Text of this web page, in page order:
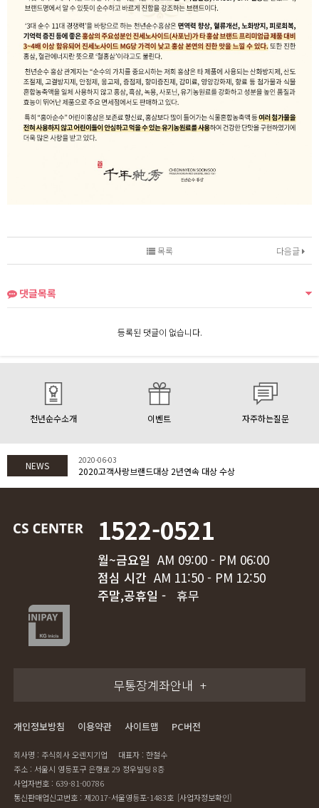
다음글
목록
댓글목록
등록된 댓글이 없습니다.
천년순수소개 이벤트 자주하는질문
NEWS 2020-06-03
2020고객사랑브랜드대상 2년연속 대상 수상
1522-0521
월~금요일 AM 09:00 - PM 06:00
점심 시간 AM 11:50 - PM 12:50
주말,공휴일 -
휴무
무통장계좌안내
개인정보방침 이용약관 사이트맵 PC버전
회사명 : 주식회사 오렌지기업
대표자 : 한철수
주소 : 서울시 영등포구 은행로 29 정우빌딩 8층
사업자번호 : 639-81-00786
통신판매업신고번호 : 제2017-서울영등포-1483호 [사업자정보확인]